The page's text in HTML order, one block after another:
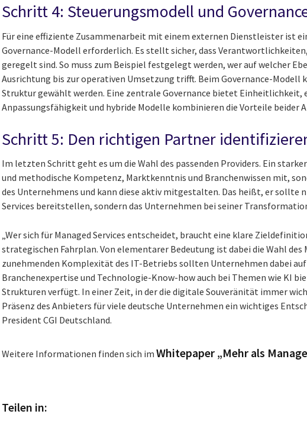
Schritt 4: Steuerungsmodell und
Für eine effiziente Zusammenarbeit mit einem externen Dienstleister ist
Governance-Modell erforderlich. Es stellt sicher, dass
geregelt sind. So muss zum Beispiel festgelegt werden, wer auf welcher
Ausrichtung bis zur operativen Umsetzung trifft. Beim Governance-Modell
Struktur gewählt werden. Eine zentrale Governance bietet
Anpassungsfähigkeit und hybride Modelle kombinieren die Vorteile beider
Schritt 5: Den richtigen Partner
Im letzten Schritt geht es um die Wahl des passenden Providers. Ein
und methodische Kompetenz, Marktkenntnis und Branchenwissen mit,
des Unternehmens und kann diese aktiv mitgestalten. Das heißt, er sollte
Services bereitstellen, sondern das Unternehmen bei seiner
„Wer sich für Managed Services entscheidet, braucht eine klare
strategischen Fahrplan. Von elementarer Bedeutung ist dabei die Wahl des
zunehmenden Komplexität des IT-Betriebs sollten Unternehmen dabei
Branchenexpertise und Technologie-Know-how auch bei Themen wie KI
Strukturen verfügt. In einer Zeit, in der die digitale Souveränität immer
Präsenz des Anbieters für viele deutsche Unternehmen ein wichtiges
President CGI Deutschland.
Weitere Informationen finden sich imWhitepaper „Mehr als
Teilen in: